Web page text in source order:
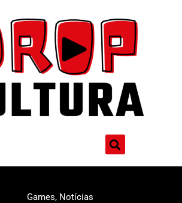
Games, Notícias